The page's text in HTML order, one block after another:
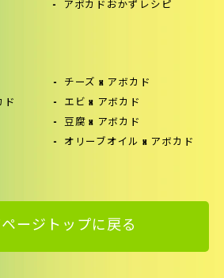
アボカドおかずレシピ
チーズ x アボカド
ド エビ x アボカド
豆腐 x アボカド
オリーブオイル x アボカド
ージトップに戻る